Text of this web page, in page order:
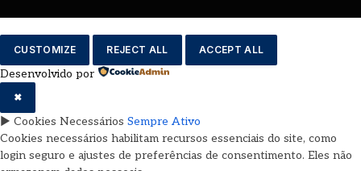
CUSTOMIZE REJECT ALL ACCEPT ALL
Desenvolvido por
✖
► Cookies Necessários Sempre Ativo
Cookies necessários habilitam recursos essenciais do site, como
login seguro e ajustes de preferências de consentimento. Eles não